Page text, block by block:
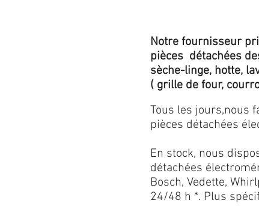
Notre fournisseur
pièces détachées
sèche-linge, hotte,
( grille de four,
Tous les jours,nous
pièces détachées
En stock, nous
détachées
Bosch, Vedette,
24/48 h *. Plus